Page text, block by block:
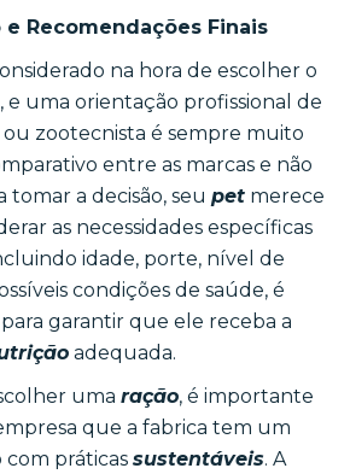
e Recomendações Finais
na hora de escolher o
uma orientação profissional de
zootecnista é sempre muito
entre as marcas e não
tomar a decisão, seu petmerece
as necessidades específicas
idade, porte, nível de
condições de saúde, é
garantir que ele receba a
adequada.
uma ração, é importante
que a fabrica tem um
com práticas sustentáveis. A